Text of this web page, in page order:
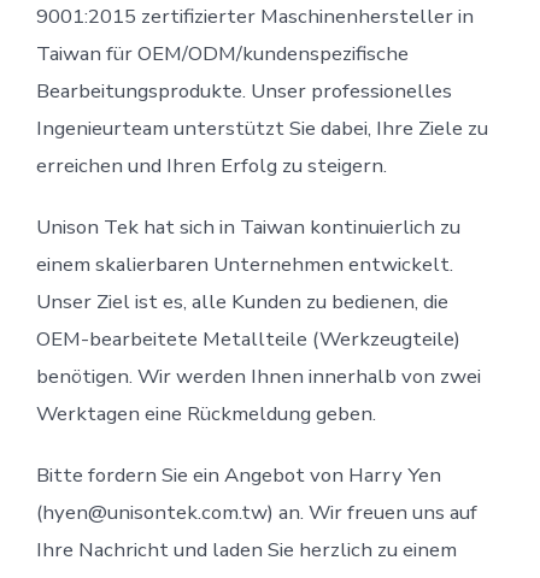
9001:2015 zertifizierter Maschinenhersteller in
Taiwan für OEM/ODM/kundenspezifische
Bearbeitungsprodukte. Unser professionelles
Ingenieurteam unterstützt Sie dabei, Ihre Ziele zu
erreichen und Ihren Erfolg zu steigern.
Unison Tek hat sich in Taiwan kontinuierlich zu
einem skalierbaren Unternehmen entwickelt.
Unser Ziel ist es, alle Kunden zu bedienen, die
OEM-bearbeitete Metallteile (Werkzeugteile)
benötigen. Wir werden Ihnen innerhalb von zwei
Werktagen eine Rückmeldung geben.
Bitte fordern Sie ein Angebot von Harry Yen
(hyen@unisontek.com.tw) an. Wir freuen uns auf
Ihre Nachricht und laden Sie herzlich zu einem